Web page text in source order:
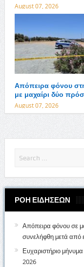
August 07, 2026
Απόπειρα φόνου
με μαχαίρι δύο
August 07, 2026
ΡΟΗ ΕΙΔΗΣΕΩΝ
Απόπειρα φόνου σε
συνελήφθη μετά από
Ευχαριστήριο
2026